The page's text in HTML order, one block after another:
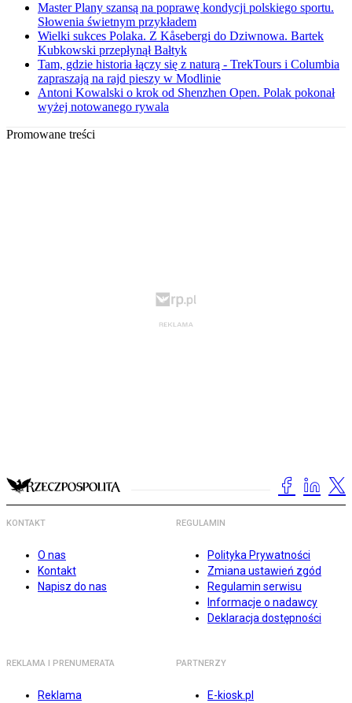
Master Plany szansą na poprawę kondycji polskiego sportu.
Słowenia świetnym przykładem
Wielki sukces Polaka. Z Kåsebergi do Dziwnowa. Bartek
Kubkowski przepłynął Bałtyk
Tam, gdzie historia łączy się z naturą - TrekTours i Columbia
zapraszają na rajd pieszy w Modlinie
Antoni Kowalski o krok od Shenzhen Open. Polak pokonał
wyżej notowanego rywala
Promowane treści
KONTAKT
O nas
Kontakt
Napisz do nas
REGULAMIN
Polityka Prywatności
Zmiana ustawień zgód
Regulamin serwisu
Informacje o nadawcy
Deklaracja dostępności
REKLAMA I PRENUMERATA
Reklama
PARTNERZY
E-kiosk.pl